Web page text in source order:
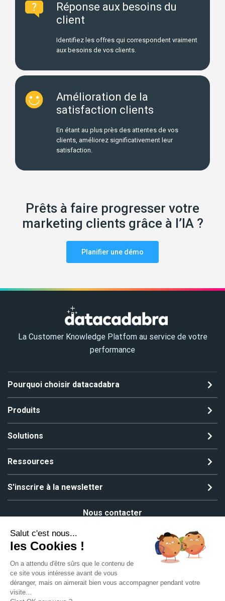
Salut c'est nous...
les Cookies !
On a attendu d'être sûrs que le contenu de
ce site vous intéresse avant de vous
déranger, mais on aimerait bien vous accompagner pendant votre
visite...
Réponse aux besoins du
client
Identifiez les offres qui correspondent vraiment
aux besoins de vos clients.
Amélioration de la
satisfaction clients
En étant au plus près des attentes de vos
clients, améliorez significativement leur
satisfaction.
Prêts à faire progresser votre
marketing clients grâce à l’IA ?
Planifier une démo
La Customer Knowledge Platfom au service de votre
performance
Pourquoi choisir datacadabra
Produits
Solutions
Ressources
S'inscrire à la newsletter
Nous contacter
Copyright ©2024 All rights reserved | MGS Solutions
Mentions légales